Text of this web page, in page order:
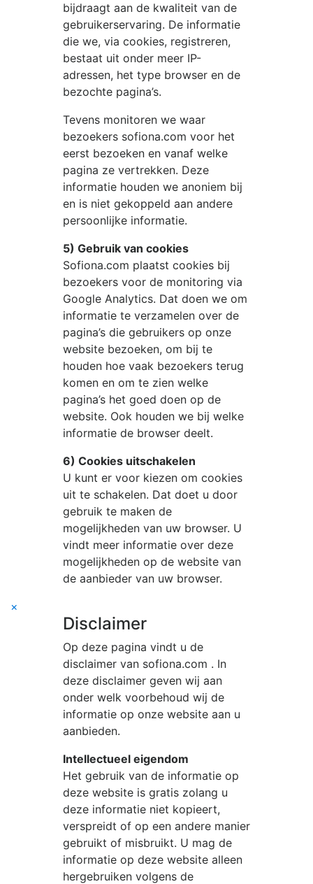
bijdraagt aan de kwaliteit van de
gebruikerservaring. De informatie
die we, via cookies, registreren,
bestaat uit onder meer IP-
adressen, het type browser en de
bezochte pagina’s.
Tevens monitoren we waar
bezoekers sofiona.com voor het
eerst bezoeken en vanaf welke
pagina ze vertrekken. Deze
informatie houden we anoniem bij
en is niet gekoppeld aan andere
persoonlijke informatie.
5) Gebruik van cookies
Sofiona.com plaatst cookies bij
bezoekers voor de monitoring via
Google Analytics. Dat doen we om
informatie te verzamelen over de
pagina’s die gebruikers op onze
website bezoeken, om bij te
houden hoe vaak bezoekers terug
komen en om te zien welke
pagina’s het goed doen op de
website. Ook houden we bij welke
informatie de browser deelt.
6) Cookies uitschakelen
U kunt er voor kiezen om cookies
uit te schakelen. Dat doet u door
gebruik te maken de
mogelijkheden van uw browser. U
vindt meer informatie over deze
mogelijkheden op de website van
de aanbieder van uw browser.
×
Disclaimer
Op deze pagina vindt u de
disclaimer van sofiona.com . In
deze disclaimer geven wij aan
onder welk voorbehoud wij de
informatie op onze website aan u
aanbieden.
Intellectueel eigendom
Het gebruik van de informatie op
deze website is gratis zolang u
deze informatie niet kopieert,
verspreidt of op een andere manier
gebruikt of misbruikt. U mag de
informatie op deze website alleen
hergebruiken volgens de